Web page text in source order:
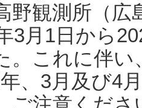
野観測所（
3月1日から
。これに伴い
、3月及び4